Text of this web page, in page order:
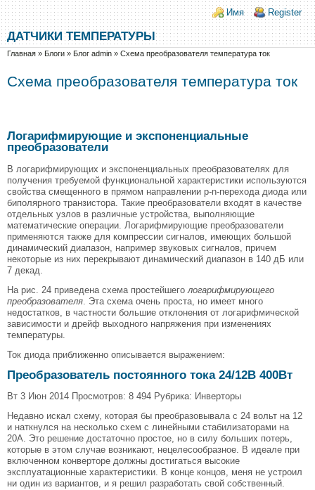
Перейти к основному содержанию
Skip to search
Login links
Имя Register
ДАТЧИКИ ТЕМПЕРАТУРЫ
Вы здесь
Главная » Блоги » Блог admin » Схема преобразователя температура ток
Схема преобразователя температура ток
Логарифмирующие и экспоненциальные
преобразователи
В логарифмирующих и экспоненциальных преобразователях для
получения требуемой функциональной характеристики используются
свойства смещенного в прямом направлении p-n-перехода диода или
биполярного транзистора. Такие преобразователи входят в качестве
отдельных узлов в различные устройства, выполняющие
математические операции. Логарифмирующие преобразователи
применяются также для компрессии сигналов, имеющих большой
динамический диапазон, например звуковых сигналов, причем
некоторые из них перекрывают динамический диапазон в 140 дБ или
7 декад.
На рис. 24 приведена схема простейшего логарифмирующего
преобразователя . Эта схема очень проста, но имеет много
недостатков, в частности большие отклонения от логарифмической
зависимости и дрейф выходного напряжения при изменениях
температуры.
Ток диода приближенно описывается выражением:
Преобразователь постоянного тока 24/12В 400Вт
Вт 3 Июн 2014 Просмотров: 8 494 Рубрика: Инверторы
Недавно искал схему, которая бы преобразовывала с 24 вольт на 12
и наткнулся на несколько схем с линейными стабилизаторами на
20А. Это решение достаточно простое, но в силу больших потерь,
которые в этом случае возникают, нецелесообразное. В идеале при
включенном конверторе должны достигаться высокие
эксплуатационные характеристики. В конце концов, меня не устроил
ни один из вариантов, и я решил разработать свой собственный.